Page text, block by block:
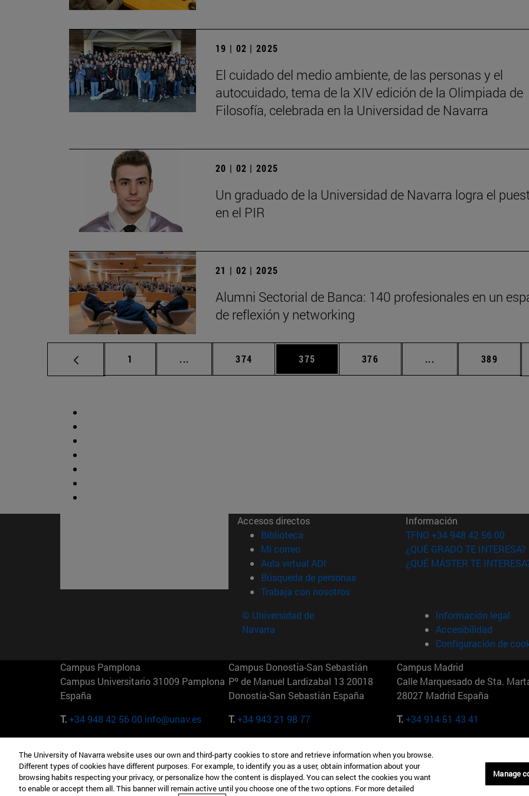
19 | 02 | 2025
El cuidado del medio ambiente, de las personas y el
autocuidado, tema de la XIV edición de la Olimpiada de
Filosofía, celebrada en la Universidad de Navarra
20 | 02 | 2025
Un graduado de la Universidad de Navarra logra el
en el PIR
21 | 02 | 2025
Alumni Sectorial de Banca: 140 profesionales en un
de reflexión y networking
Página
1 ... Páginas intermedias Use TAB para desplazarse.
Página
374 Página
375 Página
376 ... Páginas intermedias
Página
389
Accesos directos
Biblioteca (abre en nueva ventana)
Mi correo(abre en nueva ventana)
Aula virtual ADI (abre en nueva ventana)
Búsqueda de personas(abre en nueva ventana)
Trabaja con nosotros(abre en nueva ventana)
Información
TFNO +34 948 42 56 00
¿QUÉ GRADO TE INTERESA?
¿QUÉ MÁSTER TE
© Universidad de
Navarra
Información legal
Accesibilidad
Configuración de
Campus Pamplona
Campus Universitario 31009 Pamplona
España
T.+34 948 42 56 00 info@unav.es
Campus Donostia-San Sebastián
Pº de Manuel Lardizabal 13 20018
Donostia-San Sebastián España
T.+34 943 21 98 77
Campus Madrid
Calle Marquesado de Sta.
28027 Madrid España
T.+34 914 51 43 41
Camino del Cerro Águila 3 28023
Madrid España
165 W 57th St 10019-2201 Nueva York
EE.UU
Maria-Theresia-Straße 15 81675
Múnich Alemania
The University of Navarra website uses our own and third-party cookies to store and retrieve information when you browse.
Different types of cookies have different purposes. For example, to identify you as a user, obtain information about your
browsing habits respecting your privacy, or personalize how the content is displayed. You can select the cookies you want
to enable or accept them all. This banner will remain active until you choose one of the two options. For more detailed
Manage